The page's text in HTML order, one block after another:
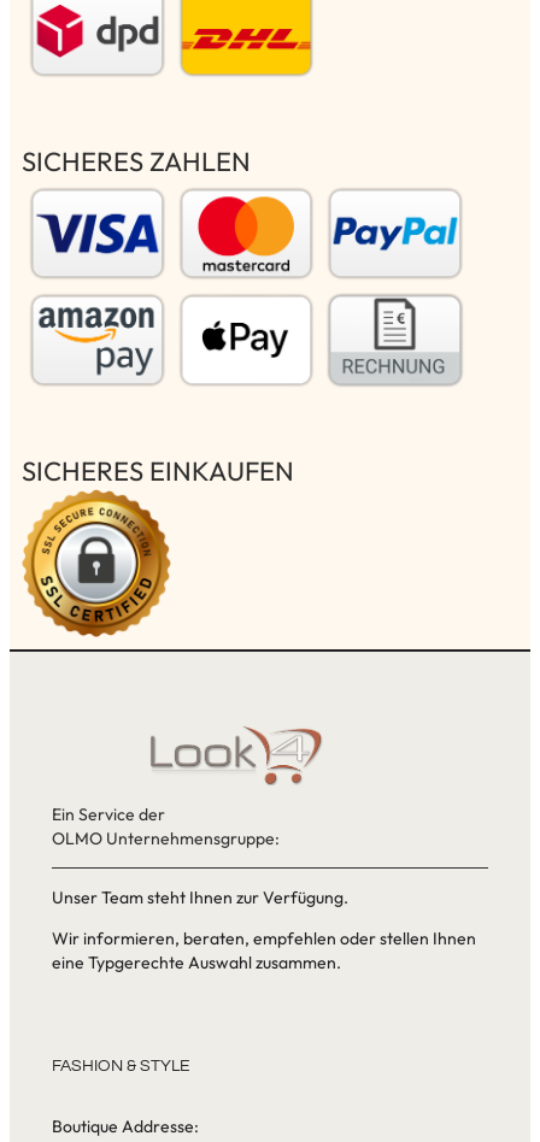
SICHERES ZAHLEN
SICHERES EINKAUFEN
Ein Service der
OLMO Unternehmensgruppe:
Unser Team steht Ihnen zur Verfügung.
Wir informieren, beraten, empfehlen oder stellen Ihnen
eine Typgerechte Auswahl zusammen.
FASHION & STYLE
Boutique Addresse: